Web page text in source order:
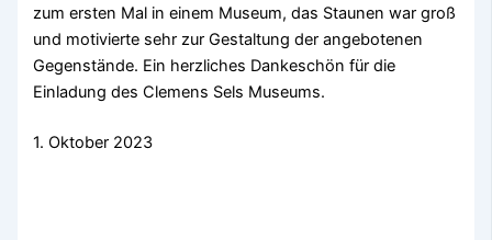
zum ersten Mal in einem Museum, das Staunen war groß
und motivierte sehr zur Gestaltung der angebotenen
Gegenstände. Ein herzliches Dankeschön für die
Einladung des Clemens Sels Museums.
1. Oktober 2023